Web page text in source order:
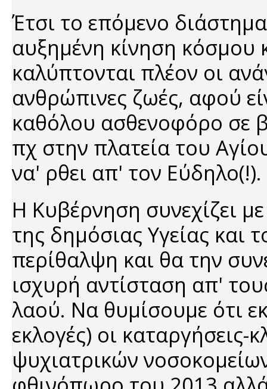
Έτσι το επόμενο
αυξημένη κίνηση κόσμου
καλύπτονται πλέον οι
ανθρώπινες ζωές, αφού
καθόλου ασθενοφόρο σε
πχ στην πλατεία του
να' ρθει απ' τον Εύδηλο(!).
Η Κυβέρνηση συνεχίζει
της δημόσιας Υγείας
περίθαλψη και θα την
ισχυρή αντίσταση απ'
λαού. Να θυμίσουμε ότι
εκλογές) οι καταργήσεις-
ψυχιατρικών